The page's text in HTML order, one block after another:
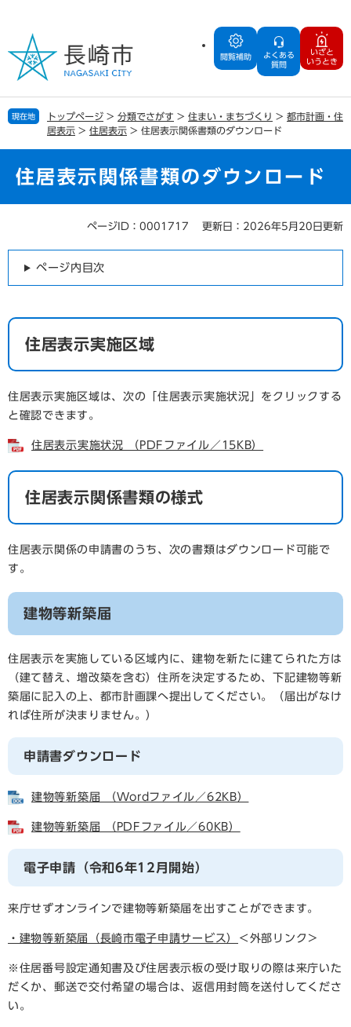
の
で
す
ー
ば
し
閲覧補助
よくある
質問
いざと
いうとき
現在地 トップページ > 分類でさがす > 住まい・まちづくり > 都市計画・住
居表示 > 住居表示 > 住居表示関係書類のダウンロード
住居表示関係書類のダウンロード
ページID：0001717 更新日：2026年5月20日更新
ページ内目次
住居表示実施区域
住居表示実施区域は、次の「住居表示実施状況」をクリックする
と確認できます。
住居表示実施状況 （PDFファイル／15KB）
住居表示関係書類の様式
住居表示関係の申請書のうち、次の書類はダウンロード可能で
す。
建物等新築届
住居表示を実施している区域内に、建物を新たに建てられた方は
（建て替え、増改築を含む）住所を決定するため、下記建物等新
築届に記入の上、都市計画課へ提出してください。（届出がなけ
れば住所が決まりません。）
申請書ダウンロード
建物等新築届 （Wordファイル／62KB）
建物等新築届 （PDFファイル／60KB）
電子申請（令和6年12月開始）
来庁せずオンラインで建物等新築届を出すことができます。
・建物等新築届（長崎市電子申請サービス） ＜外部リンク＞
※住居番号設定通知書及び住居表示板の受け取りの際は来庁いた
だくか、郵送で交付希望の場合は、返信用封筒を送付してくださ
い。